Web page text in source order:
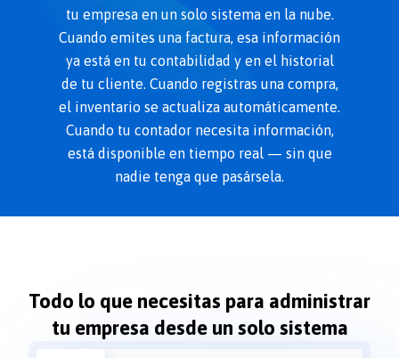
tu empresa en un solo sistema en la nube.
Cuando emites una factura, esa información
ya está en tu contabilidad y en el historial
de tu cliente. Cuando registras una compra,
el inventario se actualiza automáticamente.
Cuando tu contador necesita información,
está disponible en tiempo real — sin que
nadie tenga que pasársela.
Todo lo que necesitas para administrar
tu empresa desde un solo sistema